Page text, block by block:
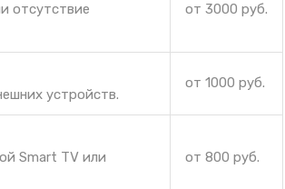
отсутствие
от 3000 руб.
устройств.
от 1000 руб.
Smart TV или
от 800 руб.